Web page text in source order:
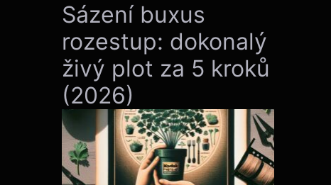
Sázení buxus
rozestup: dokonalý
živý plot za 5 kroků
(2026)